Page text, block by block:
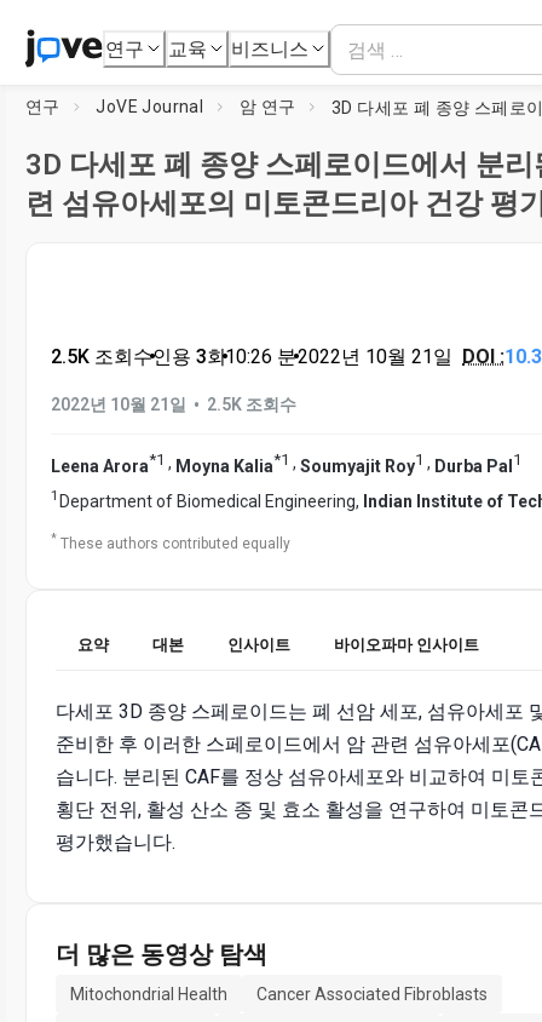
연구 교육 비즈니스
연구 JoVE Journal 암 연구
3D 다세포 폐 종양 스페로이드에서 분리
련 섬유아세포의 미토콘드리아 건강 평
2.5K 조회수•인용 3회•10:26 분•2022년 10월 21일 DOI :
2022년 10월 21일 • 2.5K 조회수
Leena Arora*1 , Moyna Kalia*1 , Soumyajit Roy1 , Durba Pal 1
1 Department of Biomedical Engineering, Indian Institute of
* These authors contributed equally
요약 대본 인사이트 바이오파마 인사이트
다세포 3D 종양 스페로이드는 폐 선암 세포, 섬유아세포
준비한 후 이러한 스페로이드에서 암 관련 섬유아세포
습니다. 분리된 CAF를 정상 섬유아세포와 비교하여 미토
횡단 전위, 활성 산소 종 및 효소 활성을 연구하여 미토콘
평가했습니다.
더 많은 동영상 탐색
Mitochondrial Health
Cancer Associated Fibroblasts